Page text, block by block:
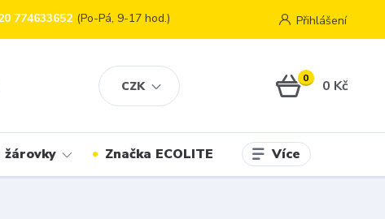
CZK
Přihlášení
774633652 (Po-Pá, 9-17 hod.)
0 0 Kč
žárovky Značka ECOLITE Více